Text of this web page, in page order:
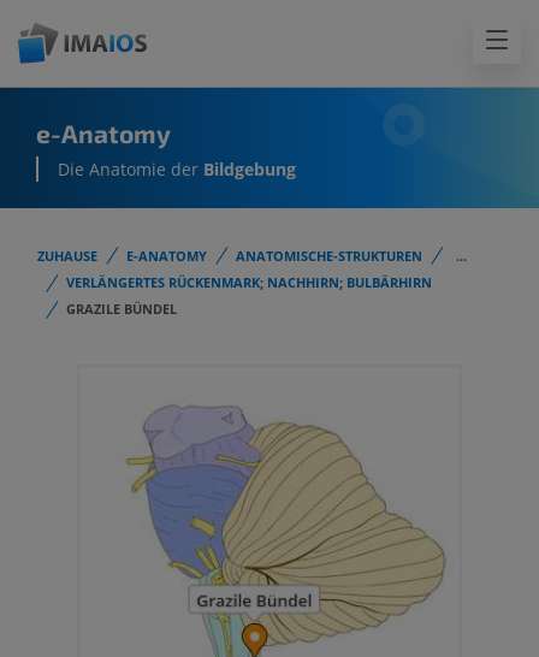
e-Anatomy
Die Anatomie der Bildgebung
ZUHAUSE E-ANATOMY ANATOMISCHE-STRUKTUREN
...
VERLÄNGERTES RÜCKENMARK; NACHHIRN; BULBÄRHIRN
GRAZILE BÜNDEL